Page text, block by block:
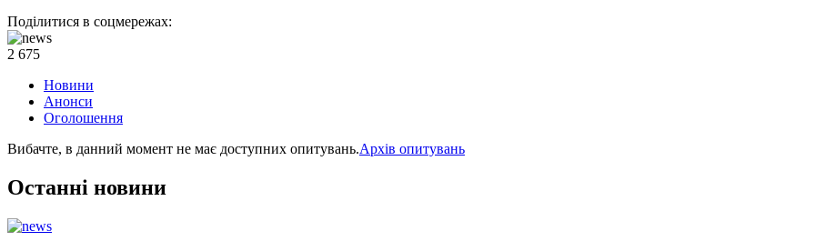
Поділитися в соцмережах:
2 675
Новини
Анонси
Оголошення
Вибачте, в данний момент не має доступних опитувань.Архів опитувань
Останні новини